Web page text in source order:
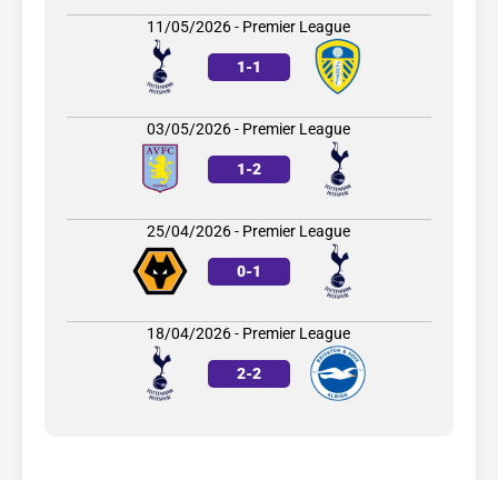
11/05/2026 - Premier League
1-1
03/05/2026 - Premier League
1-2
25/04/2026 - Premier League
0-1
18/04/2026 - Premier League
2-2